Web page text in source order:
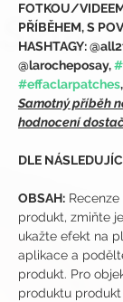
FOTKOU/
PŘÍBĚHEM, S
HASHTAGY:
@larocheposay,
#effaclarpatches,
Samotný příběh
hodnocení
DLE
OBSAH:
produkt, zmiňte
ukažte efekt na
aplikace a
produkt. Pro
produktu